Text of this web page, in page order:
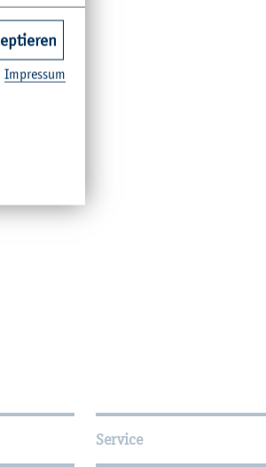
Service
Im­pres­sum